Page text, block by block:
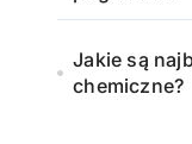
Jakie są
chemiczne?